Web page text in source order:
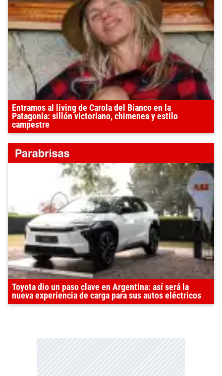
Entramos al living de Carola del Bianco en la
Patagonia: sillón victoriano, chimenea y estilo
campestre
Toyota dio un paso clave en Argentina: así será la
nueva experiencia de carga para sus autos eléctricos